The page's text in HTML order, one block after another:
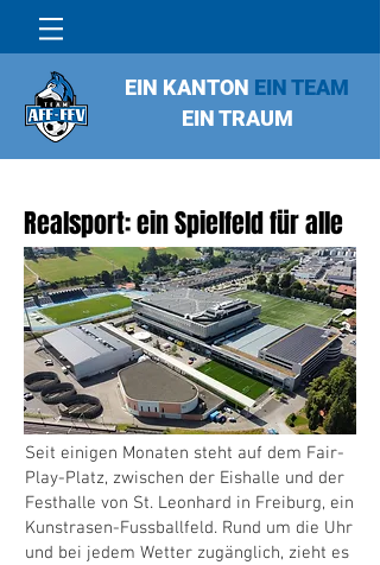
EIN KANTON EIN TEAM
EIN TRAUM
Realsport: ein Spielfeld für alle
Seit einigen Monaten steht auf dem Fair-
Play-Platz, zwischen der Eishalle und der
Festhalle von St. Leonhard in Freiburg, ein
Kunstrasen-Fussballfeld. Rund um die Uhr
und bei jedem Wetter zugänglich, zieht es